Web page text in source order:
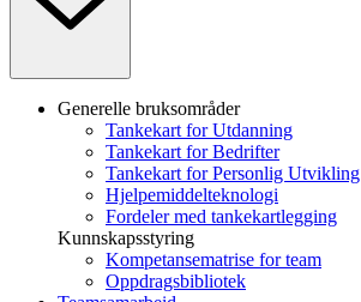
Generelle bruksområder
Tankekart for Utdanning
Tankekart for Bedrifter
Tankekart for Personlig Utvikling
Hjelpemiddelteknologi
Fordeler med tankekartlegging
Kunnskapsstyring
Kompetansematrise for team
Oppdragsbibliotek